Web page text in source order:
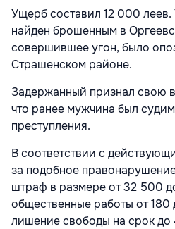
Ущерб составил 12 000
найден брошенным в
совершившее угон, было
Страшенском районе.
Задержанный признал свою
что ранее мужчина был
преступления.
В соответствии с
за подобное
штраф в размере от 32 500
общественные работы от 180
лишение свободы на срок до